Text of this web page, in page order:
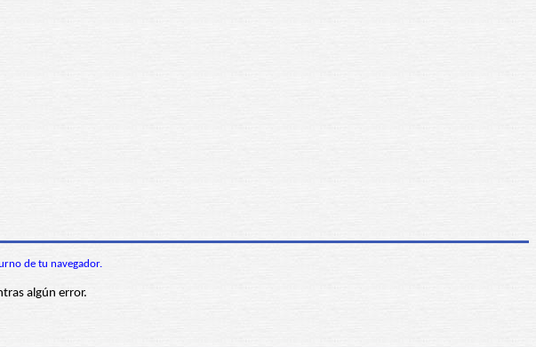
de tu navegador.
algún error.